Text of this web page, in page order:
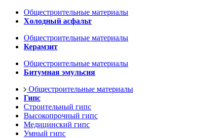
Общестроительные материалы
Холодный асфальт
Общестроительные материалы
Керамзит
Общестроительные материалы
Битумная эмульсия
Общестроительные материалы
Гипс
Строительный гипс
Высокопрочный гипс
Медицинский гипс
Умный гипс